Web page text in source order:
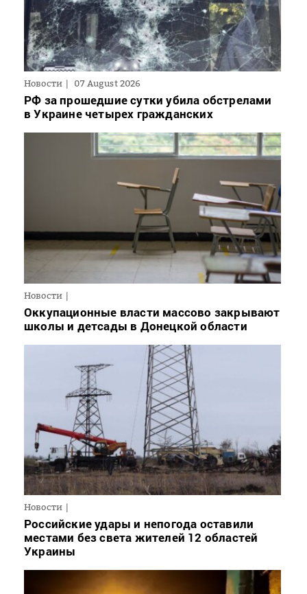
Новости 07 August 2026
РФ за прошедшие сутки убила обстрелами
в Украине четырех гражданских
Новости
Оккупационные власти массово закрывают
школы и детсады в Донецкой области
Новости
Российские удары и непогода оставили
местами без света жителей 12 областей
Украины